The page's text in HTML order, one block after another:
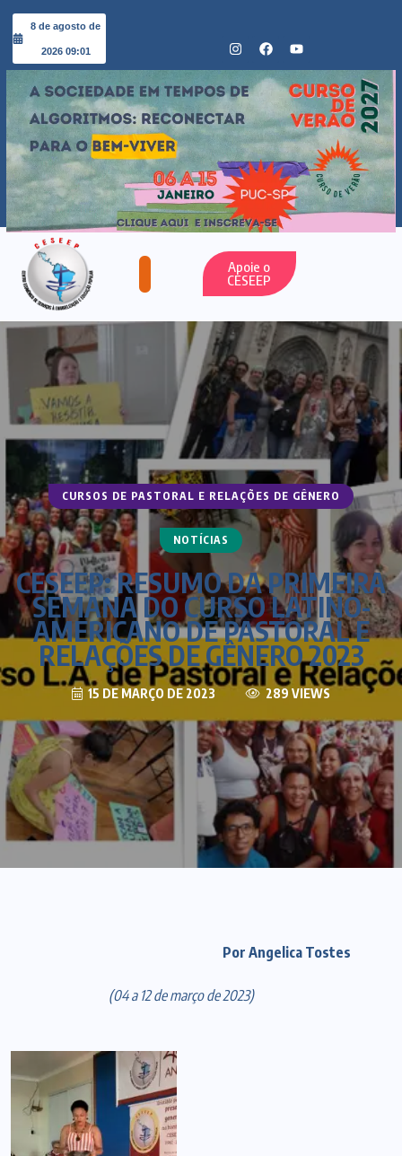
8 de agosto de
2026 09:01
Apoie o
CESEEP
CURSOS DE PASTORAL E RELAÇÕES DE GÊNERO
NOTÍCIAS
CESEEP: RESUMO DA PRIMEIRA
SEMANA DO CURSO LATINO-
AMERICANO DE PASTORAL E
RELAÇÕES DE GÊNERO 2023
15 DE MARÇO DE 2023 289 VIEWS
Por Angelica Tostes
(04 a 12 de março de 2023)